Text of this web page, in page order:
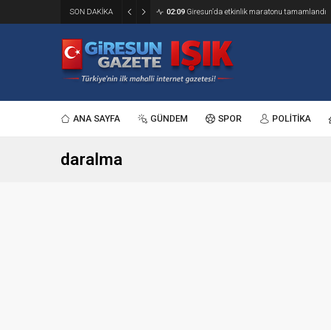
SON DAKİKA 02:09 Giresun’da etkinlik maratonu tamamlandı
ANA SAYFA GÜNDEM SPOR POLİTİKA
daralma